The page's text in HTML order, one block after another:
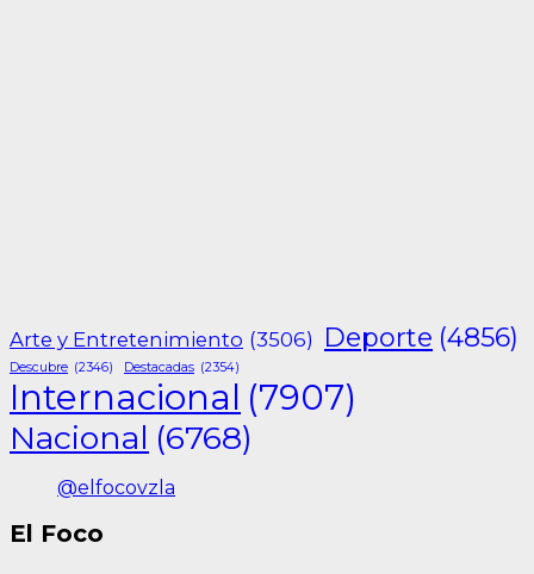
Arte y Entretenimiento (3506) Deporte (4856)
Descubre (2346) Destacadas (2354)
Internacional (7907)
Nacional (6768)
@elfocovzla
El Foco